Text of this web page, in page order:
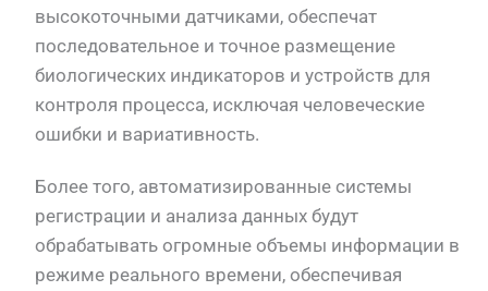
высокоточными датчиками, обеспечат
последовательное и точное размещение
биологических индикаторов и устройств для
контроля процесса, исключая человеческие
ошибки и вариативность.
Более того, автоматизированные системы
регистрации и анализа данных будут
обрабатывать огромные объемы информации в
режиме реального времени, обеспечивая